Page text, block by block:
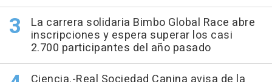
La carrera solidaria Bimbo Global Race abre
inscripciones y espera superar los casi
2.700 participantes del año pasado